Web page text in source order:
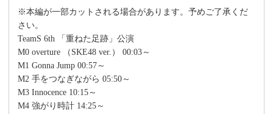
※本編が一部カットされる場合があります。予めご了承くだ
さい。
TeamS 6th 「重ねた足跡」公演
M0 overture （SKE48 ver.） 00:03～
M1 Gonna Jump 00:57～
M2 手をつなぎながら 05:50～
M3 Innocence 10:15～
M4 強がり時計 14:25～